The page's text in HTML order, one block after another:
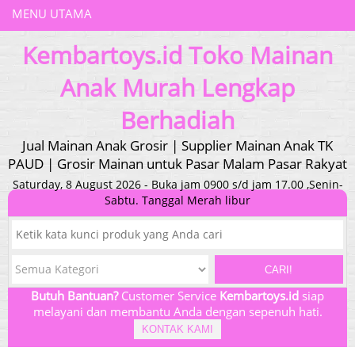
MENU UTAMA
Kembartoys.id Toko Mainan
Anak Murah Lengkap
Berhadiah
Jual Mainan Anak Grosir | Supplier Mainan Anak TK
PAUD | Grosir Mainan untuk Pasar Malam Pasar Rakyat
Saturday, 8 August 2026 - Buka jam 0900 s/d jam 17.00 ,Senin-
Sabtu. Tanggal Merah libur
CARI!
Butuh Bantuan?Customer Service Kembartoys.id siap
melayani dan membantu Anda dengan sepenuh hati.
KONTAK KAMI